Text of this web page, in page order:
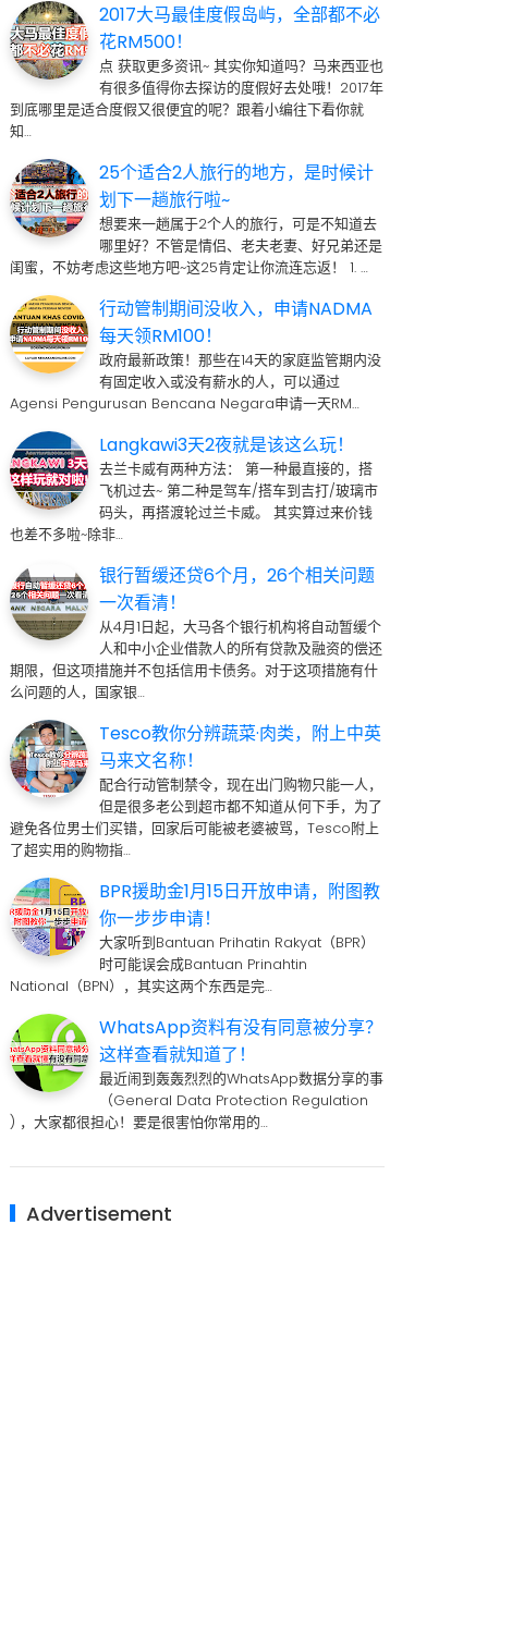
2017大马最佳度假岛屿，全部都不必
花RM500！
点 获取更多资讯~ 其实你知道吗？马来西亚也
有很多值得你去探访的度假好去处哦！2017年
到底哪里是适合度假又很便宜的呢？跟着小编往下看你就
知…
25个适合2人旅行的地方，是时候计
划下一趟旅行啦~
想要来一趟属于2个人的旅行，可是不知道去
哪里好？不管是情侣、老夫老妻、好兄弟还是
闺蜜，不妨考虑这些地方吧~这25肯定让你流连忘返！ 1. …
行动管制期间没收入，申请NADMA
每天领RM100！
政府最新政策！那些在14天的家庭监管期内没
有固定收入或没有薪水的人，可以通过
Agensi Pengurusan Bencana Negara申请一天RM…
Langkawi3天2夜就是该这么玩！
去兰卡威有两种方法： 第一种最直接的，搭
飞机过去~ 第二种是驾车/搭车到吉打/玻璃市
码头，再搭渡轮过兰卡威。 其实算过来价钱
也差不多啦~除非…
银行暂缓还贷6个月，26个相关问题
一次看清！
从4月1日起，大马各个银行机构将自动暂缓个
人和中小企业借款人的所有贷款及融资的偿还
期限，但这项措施并不包括信用卡债务。对于这项措施有什
么问题的人，国家银…
Tesco教你分辨蔬菜·肉类，附上中英
马来文名称！
配合行动管制禁令，现在出门购物只能一人，
但是很多老公到超市都不知道从何下手，为了
避免各位男士们买错，回家后可能被老婆被骂，Tesco附上
了超实用的购物指…
BPR援助金1月15日开放申请，附图教
你一步步申请！
大家听到Bantuan Prihatin Rakyat（BPR）
时可能误会成Bantuan Prinahtin
National（BPN），其实这两个东西是完…
WhatsApp资料有没有同意被分享？
这样查看就知道了！
最近闹到轰轰烈烈的WhatsApp数据分享的事
（General Data Protection Regulation
) ，大家都很担心！要是很害怕你常用的…
Advertisement